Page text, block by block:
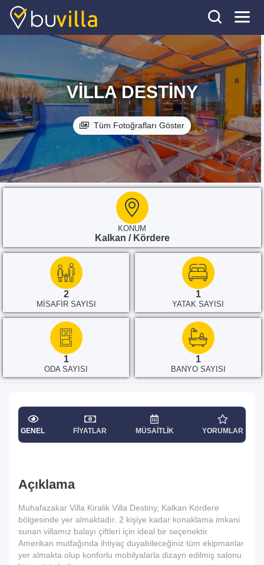
VILLA DESTINY
Tüm Fotoğrafları Göster
KONUM
Kalkan / Kördere
2
MISAFIR SAYISI
1
YATAK SAYISI
1
ODA SAYISI
1
BANYO SAYISI
GENEL FIYATLAR MÜSAITLIK YORUMLAR
Açıklama
Muhafazakar Villa Kiralik Villa Destiny, Kalkan Kördere
bölgesinde yer almaktadır. 2 kişiye kadar konaklama imkani
sunan villamız balayı çiftleri için ideal bir seçenektir.
Amerikan mutfağında ihtiyaç duyabileceğiniz tüm ekipmanlar
yer almakta olup konforlu mobilyalarla dizayn edilmiş salonu